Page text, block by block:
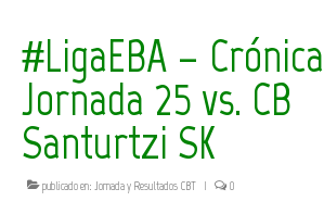
Juega en CBT
Campus de Verano
Torneo 3×3 Verano
#LigaEBA – Crónica
Jornada 25 vs. CB
Santurtzi SK
publicado en: Jornada y Resultados CBT | 0